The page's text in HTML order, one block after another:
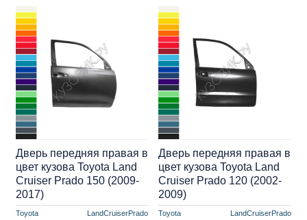
Toyota LandCruiserPrado
Дверь передняя правая в
цвет кузова Toyota Land
Cruiser Prado 150 (2009-
2017)
Toyota LandCruiserPrado
Дверь передняя правая в
цвет кузова Toyota Land
Cruiser Prado 120 (2002-
2009)